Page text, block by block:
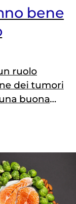
bene
ruolo
dei tumori
buona
pagina
alimenti
e